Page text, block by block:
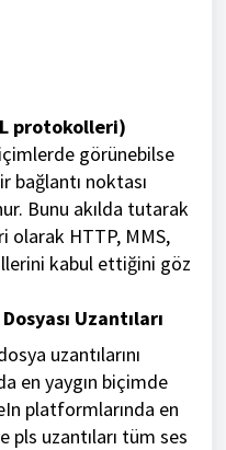
protokolleri)
görünebilse
bağlantı noktası
Bunu akılda tutarak
olarak HTTP, MMS,
kabul ettiğini göz
Uzantıları
uzantılarını
en yaygın biçimde
platformlarında en
pls uzantıları tüm ses